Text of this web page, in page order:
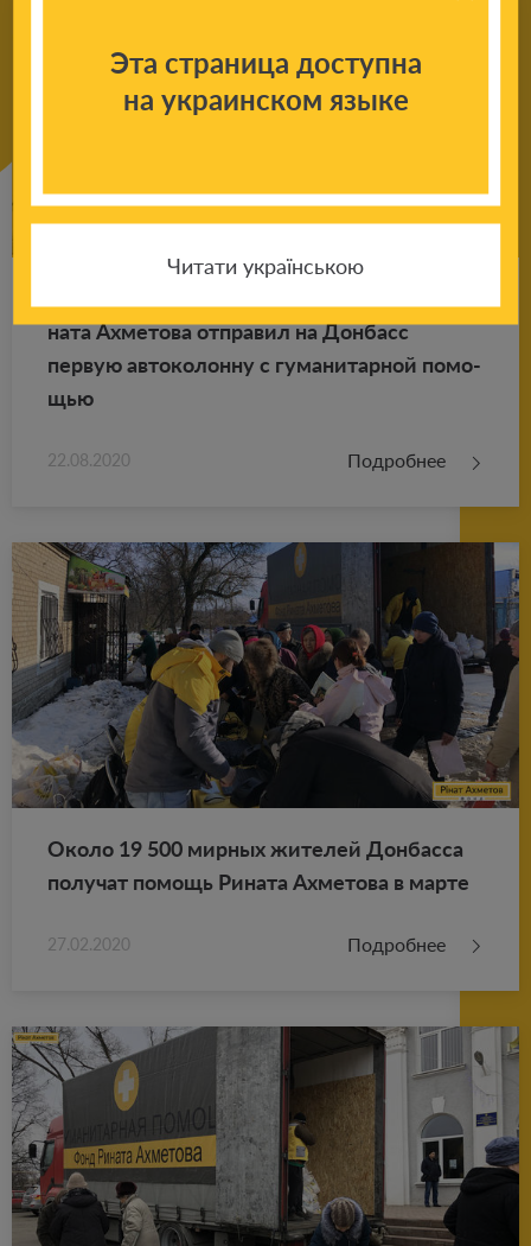
на­та Ах­ме­то­ва от­пра­вил на Дон­басс
первую ав­то­ко­лон­ну с гу­ма­ни­тар­ной по­мо­
щью
22.08.2020 Подробнее
Около 19 500 мир­ных жи­те­лей Дон­бас­са
по­лу­чат по­мощь Ри­на­та Ах­ме­то­ва в марте
27.02.2020 Подробнее
Эта страница доступна
на украинском языке
Читати українською